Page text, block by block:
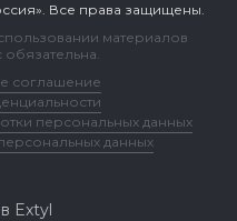
Все права защищены.
материалов
обязательна.
соглашение
персональных данных
данных
Extyl